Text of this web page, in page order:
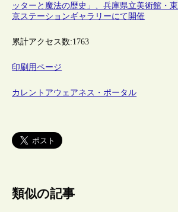
ッターと魔法の歴史」、兵庫県立美術館・東
京ステーションギャラリーにて開催
累計アクセス数:1763
印刷用ページ
カレントアウェアネス・ポータル
類似の記事